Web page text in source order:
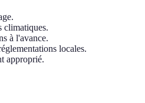
climatiques.
à l'avance.
locales.
approprié.